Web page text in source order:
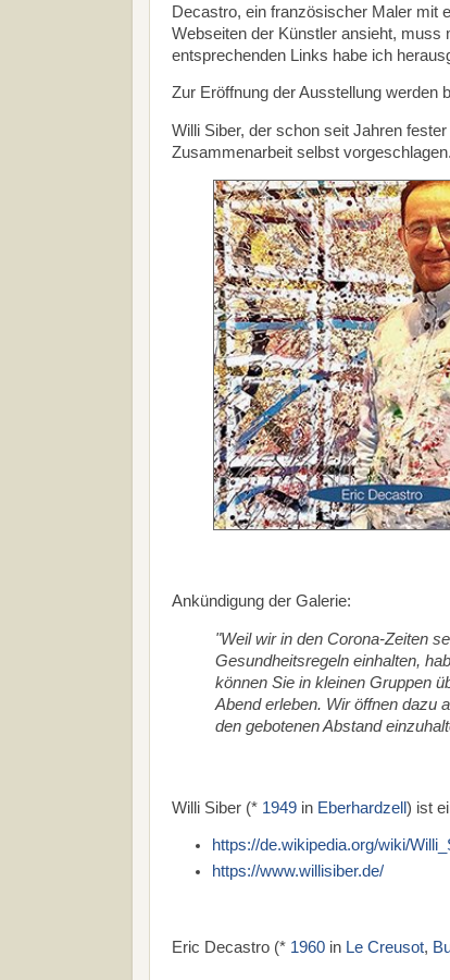
Decastro, ein französischer Maler mit
Webseiten der Künstler ansieht, muss
entsprechenden Links habe ich
Zur Eröffnung der Ausstellung werden
Willi Siber, der schon seit Jahren
Zusammenarbeit selbst vorgeschlagen.
Ankündigung der Galerie:
"Weil wir in den Corona-Zeiten
Gesundheitsregeln einhalten,
können Sie in kleinen Gruppen
Abend erleben. Wir öffnen dazu
den gebotenen Abstand
Willi Siber (* 1949 in Eberhardzell) ist
https://de.wikipedia.org/wiki/
https://www.willisiber.de/
Eric Decastro (* 1960 in Le Creusot,